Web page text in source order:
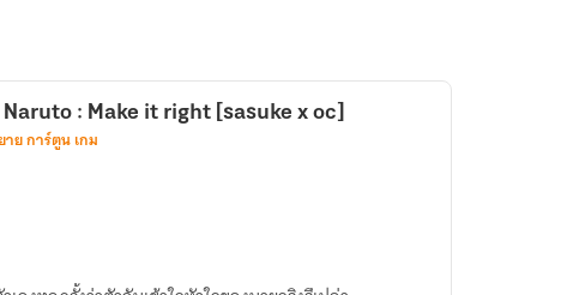
: Make it right [sasuke x oc]
ย การ์ตูน เกม